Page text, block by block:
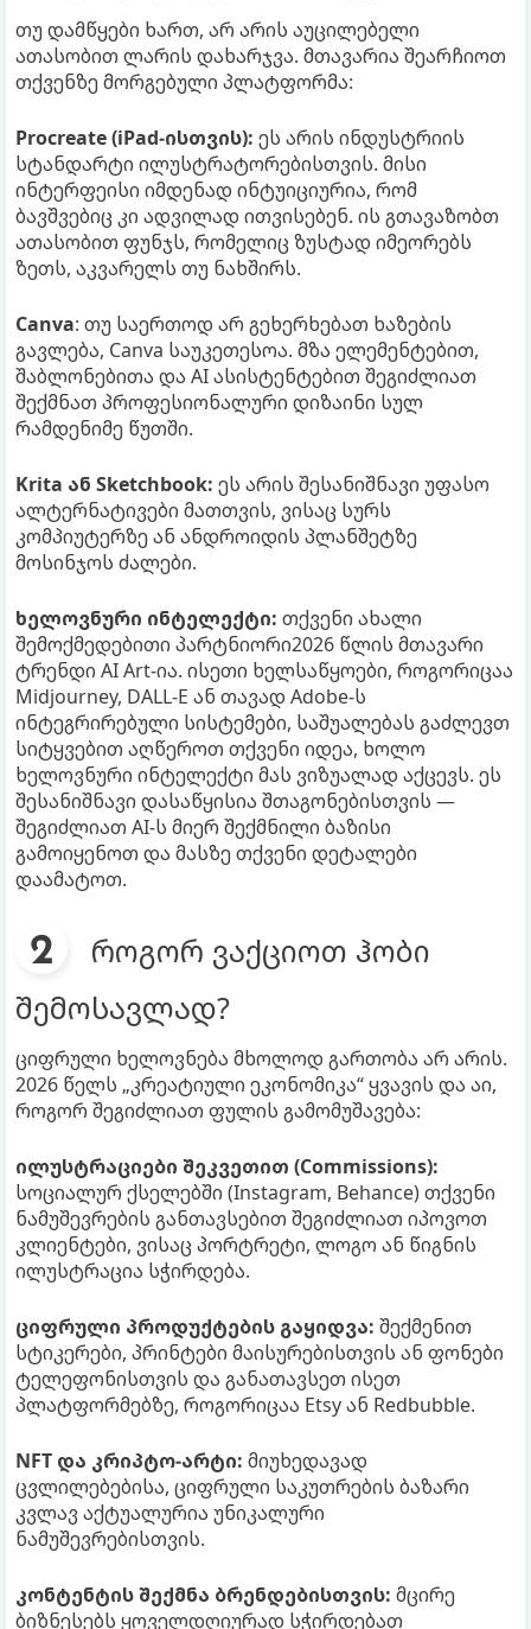
თუ დამწყები ხართ, არ არის აუცილებელი
ათასობით ლარის დახარჯვა. მთავარია შეარჩიოთ
თქვენზე მორგებული პლატფორმა:
Procreate (iPad-ისთვის): ეს არის ინდუსტრიის
სტანდარტი ილუსტრატორებისთვის. მისი
ინტერფეისი იმდენად ინტუიციურია, რომ
ბავშვებიც კი ადვილად ითვისებენ. ის გთავაზობთ
ათასობით ფუნჯს, რომელიც ზუსტად იმეორებს
ზეთს, აკვარელს თუ ნახშირს.
Canva: თუ საერთოდ არ გეხერხებათ ხაზების
გავლება, Canva საუკეთესოა. მზა ელემენტებით,
შაბლონებითა და AI ასისტენტებით შეგიძლიათ
შექმნათ პროფესიონალური დიზაინი სულ
რამდენიმე წუთში.
Krita ან Sketchbook: ეს არის შესანიშნავი უფასო
ალტერნატივები მათთვის, ვისაც სურს
კომპიუტერზე ან ანდროიდის პლანშეტზე
მოსინჯოს ძალები.
ხელოვნური ინტელექტი: თქვენი ახალი
შემოქმედებითი პარტნიორი2026 წლის მთავარი
ტრენდი AI Art-ია. ისეთი ხელსაწყოები, როგორიცაა
Midjourney, DALL-E ან თავად Adobe-ს
ინტეგრირებული სისტემები, საშუალებას გაძლევთ
სიტყვებით აღწეროთ თქვენი იდეა, ხოლო
ხელოვნური ინტელექტი მას ვიზუალად აქცევს. ეს
შესანიშნავი დასაწყისია შთაგონებისთვის —
შეგიძლიათ AI-ს მიერ შექმნილი ბაზისი
გამოიყენოთ და მასზე თქვენი დეტალები
დაამატოთ.
როგორ ვაქციოთ ჰობი
შემოსავლად?
ციფრული ხელოვნება მხოლოდ გართობა არ არის.
2026 წელს „კრეატიული ეკონომიკა“ ყვავის და აი,
როგორ შეგიძლიათ ფულის გამომუშავება:
ილუსტრაციები შეკვეთით (Commissions):
სოციალურ ქსელებში (Instagram, Behance) თქვენი
ნამუშევრების განთავსებით შეგიძლიათ იპოვოთ
კლიენტები, ვისაც პორტრეტი, ლოგო ან წიგნის
ილუსტრაცია სჭირდება.
ციფრული პროდუქტების გაყიდვა: შექმენით
სტიკერები, პრინტები მაისურებისთვის ან ფონები
ტელეფონისთვის და განათავსეთ ისეთ
პლატფორმებზე, როგორიცაა Etsy ან Redbubble.
NFT და კრიპტო-არტი: მიუხედავად
ცვლილებებისა, ციფრული საკუთრების ბაზარი
კვლავ აქტუალურია უნიკალური
ნამუშევრებისთვის.
კონტენტის შექმნა ბრენდებისთვის: მცირე
ბიზნესებს ყოველდღიურად სჭირდებათ